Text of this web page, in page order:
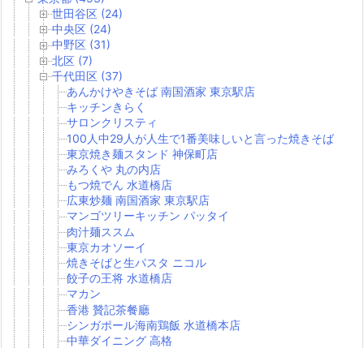
世田谷区 (24)
中央区 (24)
中野区 (31)
北区 (7)
千代田区 (37)
あんかけやきそば 南国酒家 東京駅店
キッチンきらく
サロンクリスティ
100人中29人が人生で1番美味しいと言った焼きそば
東京焼き麺スタンド 神保町店
みろくや 丸の内店
もつ焼でん 水道橋店
広東炒麺 南国酒家 東京駅店
マンゴツリーキッチン パッタイ
肉汁麺ススム
東京カオソーイ
焼きそばと生パスタ ニコル
餃子の王将 水道橋店
マカン
香港 贊記茶餐廳
シンガポール海南鶏飯 水道橋本店
中華ダイニング 高格